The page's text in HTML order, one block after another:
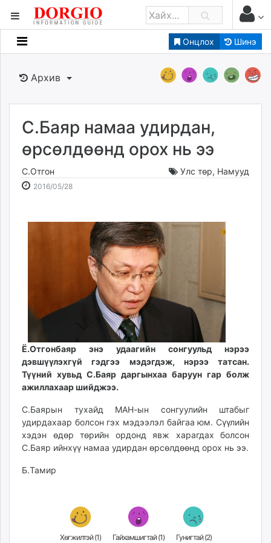
Онцлох Шинэ
Мэдээллийн
Банк санхүү
Бизнес ААН
Төрийн
Нийслэлийн
dorgio.mn
Gogo.mn
news.mn
Livetv.mn
24tsag.mn
eagle.mn
ergelt.mn
today.mn
zuv.mn
mminfo.mn
shuurhai.mn
Архив
С.Баяр намаа удирдан,
өрсөлдөөнд орох нь ээ
С.Отгон Улс төр, Намууд
2016/05/282016-
12:32:24
2026-
14:54:45
Ё.Отгонбаяр энэ удаагийн сонгуульд нэрээ
дэвшүүлэхгүй гэдгээ мэдэгдэж, нэрээ татсан.
Түүний хувьд С.Баяр даргынхаа баруун гар болж
ажиллахаар шийджээ.
С.Баярын тухайд МАН-ын сонгуулийн штабыг
удирдахаар болсон гэх мэдээлэл байгаа юм. Сүүлийн
хэдэн өдөр төрийн ордонд явж харагдах болсон
С.Баяр ийнхүү намаа удирдан өрсөлдөөнд орох нь ээ.
Б.Тамир
Хөгжилтэй (1) Гайхамшигтай (1) Гунигтай (2)